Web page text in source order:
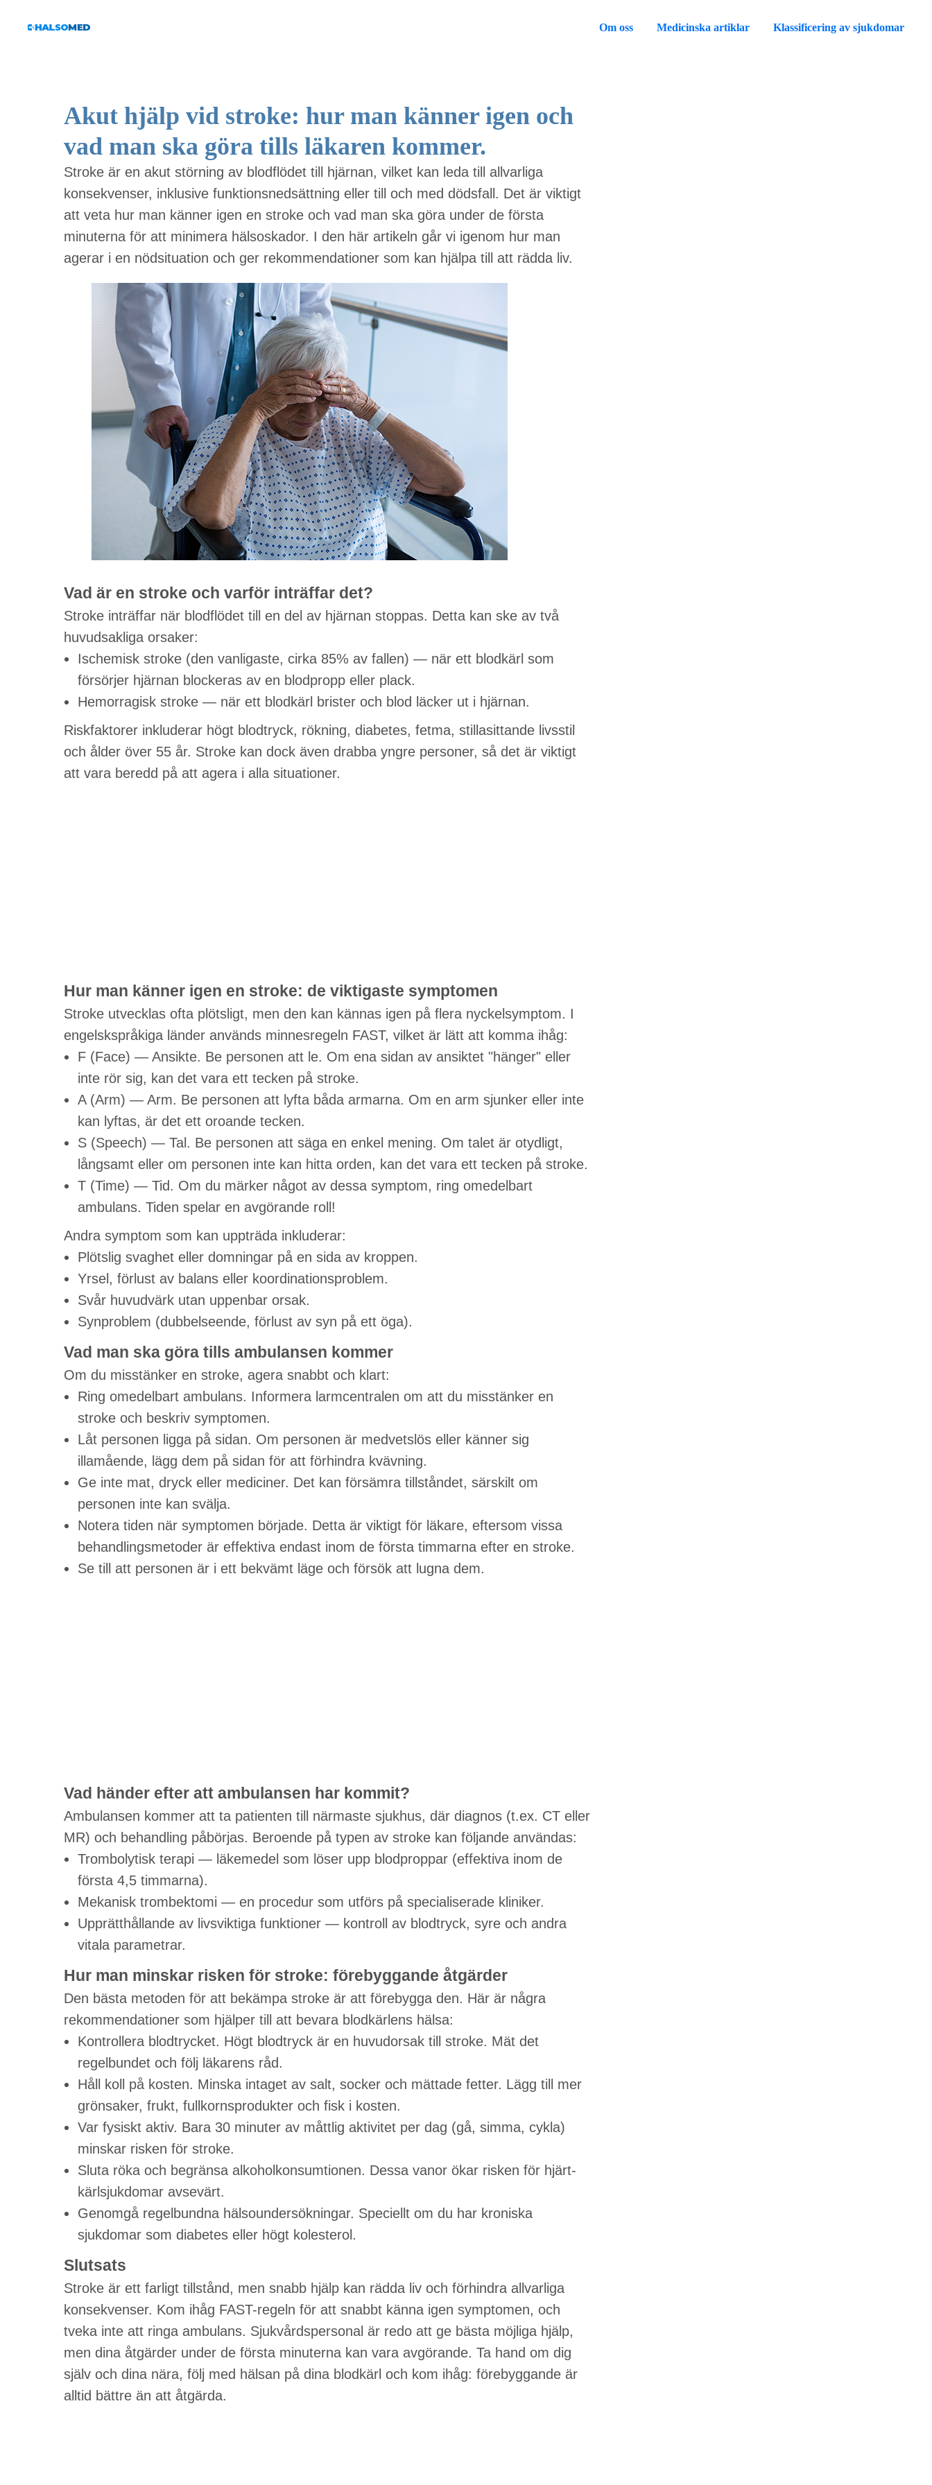
Om oss Medicinska artiklar Klassificering av sjukdomar
Akut hjälp vid stroke: hur man känner igen och
vad man ska göra tills läkaren kommer.
Stroke är en akut störning av blodflödet till hjärnan, vilket kan leda till allvarliga
konsekvenser, inklusive funktionsnedsättning eller till och med dödsfall. Det är viktigt
att veta hur man känner igen en stroke och vad man ska göra under de första
minuterna för att minimera hälsoskador. I den här artikeln går vi igenom hur man
agerar i en nödsituation och ger rekommendationer som kan hjälpa till att rädda liv.
Vad är en stroke och varför inträffar det?
Stroke inträffar när blodflödet till en del av hjärnan stoppas. Detta kan ske av två
huvudsakliga orsaker:
Ischemisk stroke (den vanligaste, cirka 85% av fallen) — när ett blodkärl som
försörjer hjärnan blockeras av en blodpropp eller plack.
Hemorragisk stroke — när ett blodkärl brister och blod läcker ut i hjärnan.
Riskfaktorer inkluderar högt blodtryck, rökning, diabetes, fetma, stillasittande livsstil
och ålder över 55 år. Stroke kan dock även drabba yngre personer, så det är viktigt
att vara beredd på att agera i alla situationer.
Hur man känner igen en stroke: de viktigaste symptomen
Stroke utvecklas ofta plötsligt, men den kan kännas igen på flera nyckelsymptom. I
engelskspråkiga länder används minnesregeln FAST, vilket är lätt att komma ihåg:
F (Face) — Ansikte. Be personen att le. Om ena sidan av ansiktet "hänger" eller
inte rör sig, kan det vara ett tecken på stroke.
A (Arm) — Arm. Be personen att lyfta båda armarna. Om en arm sjunker eller inte
kan lyftas, är det ett oroande tecken.
S (Speech) — Tal. Be personen att säga en enkel mening. Om talet är otydligt,
långsamt eller om personen inte kan hitta orden, kan det vara ett tecken på stroke.
T (Time) — Tid. Om du märker något av dessa symptom, ring omedelbart
ambulans. Tiden spelar en avgörande roll!
Andra symptom som kan uppträda inkluderar:
Plötslig svaghet eller domningar på en sida av kroppen.
Yrsel, förlust av balans eller koordinationsproblem.
Svår huvudvärk utan uppenbar orsak.
Synproblem (dubbelseende, förlust av syn på ett öga).
Vad man ska göra tills ambulansen kommer
Om du misstänker en stroke, agera snabbt och klart:
Ring omedelbart ambulans. Informera larmcentralen om att du misstänker en
stroke och beskriv symptomen.
Låt personen ligga på sidan. Om personen är medvetslös eller känner sig
illamående, lägg dem på sidan för att förhindra kvävning.
Ge inte mat, dryck eller mediciner. Det kan försämra tillståndet, särskilt om
personen inte kan svälja.
Notera tiden när symptomen började. Detta är viktigt för läkare, eftersom vissa
behandlingsmetoder är effektiva endast inom de första timmarna efter en stroke.
Se till att personen är i ett bekvämt läge och försök att lugna dem.
Vad händer efter att ambulansen har kommit?
Ambulansen kommer att ta patienten till närmaste sjukhus, där diagnos (t.ex. CT eller
MR) och behandling påbörjas. Beroende på typen av stroke kan följande användas:
Trombolytisk terapi — läkemedel som löser upp blodproppar (effektiva inom de
första 4,5 timmarna).
Mekanisk trombektomi — en procedur som utförs på specialiserade kliniker.
Upprätthållande av livsviktiga funktioner — kontroll av blodtryck, syre och andra
vitala parametrar.
Hur man minskar risken för stroke: förebyggande åtgärder
Den bästa metoden för att bekämpa stroke är att förebygga den. Här är några
rekommendationer som hjälper till att bevara blodkärlens hälsa:
Kontrollera blodtrycket. Högt blodtryck är en huvudorsak till stroke. Mät det
regelbundet och följ läkarens råd.
Håll koll på kosten. Minska intaget av salt, socker och mättade fetter. Lägg till mer
grönsaker, frukt, fullkornsprodukter och fisk i kosten.
Var fysiskt aktiv. Bara 30 minuter av måttlig aktivitet per dag (gå, simma, cykla)
minskar risken för stroke.
Sluta röka och begränsa alkoholkonsumtionen. Dessa vanor ökar risken för hjärt-
kärlsjukdomar avsevärt.
Genomgå regelbundna hälsoundersökningar. Speciellt om du har kroniska
sjukdomar som diabetes eller högt kolesterol.
Slutsats
Stroke är ett farligt tillstånd, men snabb hjälp kan rädda liv och förhindra allvarliga
konsekvenser. Kom ihåg FAST-regeln för att snabbt känna igen symptomen, och
tveka inte att ringa ambulans. Sjukvårdspersonal är redo att ge bästa möjliga hjälp,
men dina åtgärder under de första minuterna kan vara avgörande. Ta hand om dig
själv och dina nära, följ med hälsan på dina blodkärl och kom ihåg: förebyggande är
alltid bättre än att åtgärda.